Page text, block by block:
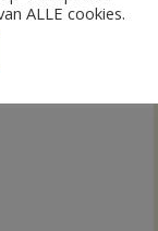
ALLE cookies.